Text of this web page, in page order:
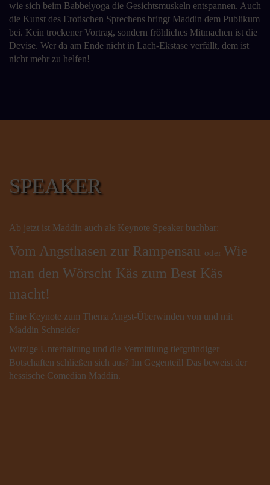
wie sich beim Babbelyoga die Gesichtsmuskeln entspannen. Auch
die Kunst des Erotischen Sprechens bringt Maddin dem Publikum
bei. Kein trockener Vortrag, sondern fröhliches Mitmachen ist die
Devise. Wer da am Ende nicht in Lach-Ekstase verfällt, dem ist
nicht mehr zu helfen!
SPEAKER
Ab jetzt ist Maddin auch als Keynote Speaker buchbar:
Vom Angsthasen zur Rampensau oder Wie
man den Wörscht Käs zum Best Käs
macht!
Eine Keynote zum Thema Angst-Überwinden von und mit
Maddin Schneider
Witzige Unterhaltung und die Vermittlung tiefgründiger
Botschaften schließen sich aus? Im Gegenteil! Das beweist der
hessische Comedian Maddin.